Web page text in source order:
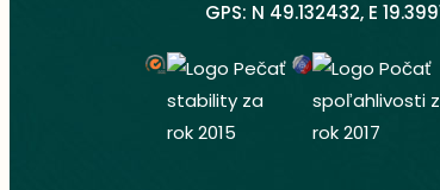
GPS: N 49.132432, E